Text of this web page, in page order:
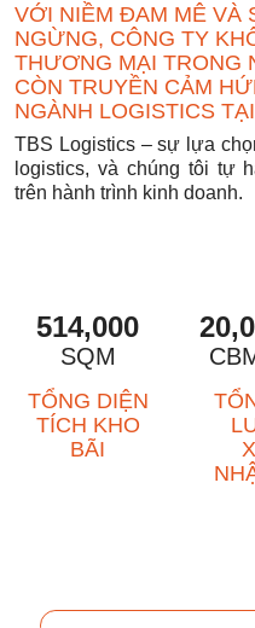
VỚI NIỀM ĐAM MÊ VÀ
NGỪNG, CÔNG TY
THƯƠNG MẠI TRONG
CÒN TRUYỀN CẢM
NGÀNH LOGISTICS
TBS Logistics – sự lựa
logistics, và chúng tôi tự
trên hành trình kinh doanh.
514,000
SQM
TỔNG DIỆN
TÍCH KHO
BÃI